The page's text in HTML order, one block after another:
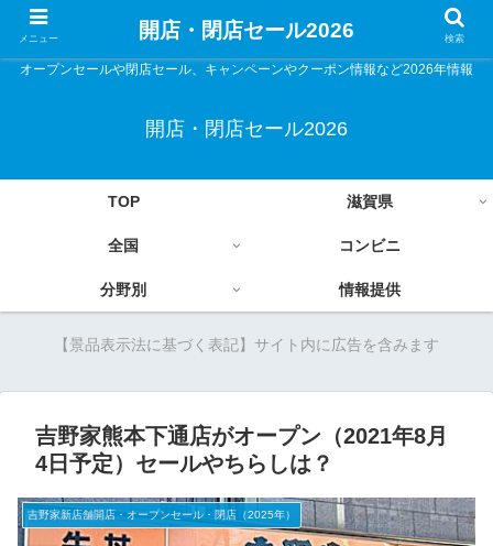
オープンセールや閉店セール、キャンペーンやクーポン情報など2026年情報
開店・閉店セール2026
TOP 滋賀県
全国 コンビニ
分野別 情報提供
【景品表示法に基づく表記】サイト内に広告を含みます
吉野家熊本下通店がオープン（2021年8月
4日予定）セールやちらしは？
吉野家新店舗開店・オープンセール・閉店（2025年）
メニュー 開店・閉店セール2026 検索